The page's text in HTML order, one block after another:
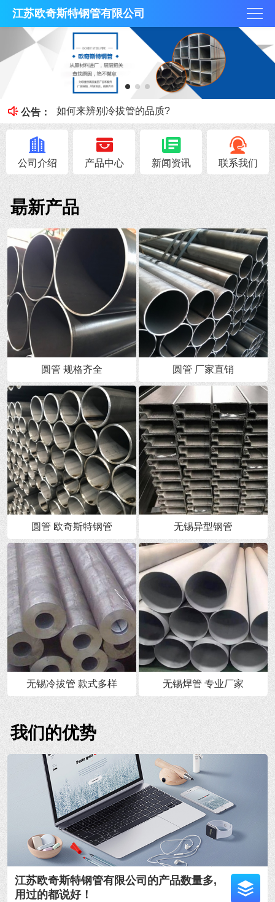
江苏欧奇斯特钢管有限公司
公告：
冷拔管的光亮度特征
冷拔管对比热轧管有什么区别
如何来辨别冷拔管的品质?
钢管知识----冷拔管和热轧管区别
无锡不锈钢焊管原料的加工性能
公司介绍 产品中心 新闻资讯 联系我们
朂新产品
圆管 规格齐全 圆管 厂家直销
圆管 欧奇斯特钢管 无锡异型钢管
无锡冷拔管 款式多样 无锡焊管 专业厂家
我们的优势
江苏欧奇斯特钢管有限公司的产品数量多,
用过的都说好！